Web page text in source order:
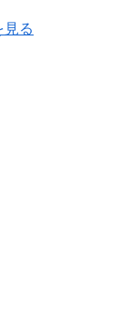
る